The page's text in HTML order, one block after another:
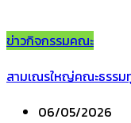
ข่าวกิจกรรมคณะ
สามเณรใหญ่คณะธรรม
06/05/2026